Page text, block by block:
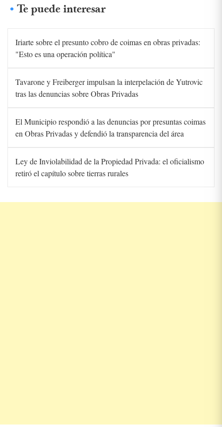
Te puede interesar
Iriarte sobre el presunto cobro de coimas en obras privadas:
"Esto es una operación política"
Tavarone y Freiberger impulsan la interpelación de Yutrovic
tras las denuncias sobre Obras Privadas
El Municipio respondió a las denuncias por presuntas coimas
en Obras Privadas y defendió la transparencia del área
Ley de Inviolabilidad de la Propiedad Privada: el oficialismo
retiró el capítulo sobre tierras rurales